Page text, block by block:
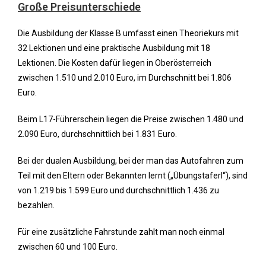
Große Preisunterschiede
Die Ausbildung der Klasse B umfasst einen Theoriekurs mit
32 Lektionen und eine praktische Ausbildung mit 18
Lektionen. Die Kosten dafür liegen in Oberösterreich
zwischen 1.510 und 2.010 Euro, im Durchschnitt bei 1.806
Euro.
Beim L17-Führerschein liegen die Preise zwischen 1.480 und
2.090 Euro, durchschnittlich bei 1.831 Euro.
Bei der dualen Ausbildung, bei der man das Autofahren zum
Teil mit den Eltern oder Bekannten lernt („Übungstaferl“), sind
von 1.219 bis 1.599 Euro und durchschnittlich 1.436 zu
bezahlen.
Für eine zusätzliche Fahrstunde zahlt man noch einmal
zwischen 60 und 100 Euro.